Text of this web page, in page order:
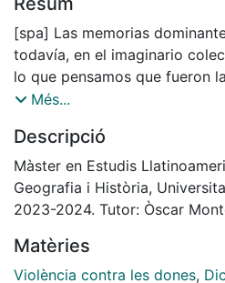
[spa] Las memorias
todavía, en el imaginario
lo que pensamos que fueron
sobrevivientes de violencia
costumbre social de hablar por
vivencias han sido olvidadas,
propuestas, sus aspiraciones,
lucha en colectividad.
sujetos de su propia historia y
historia común, destruyendo
Més...
Descripció
Màster en Estudis
Geografia i Història,
2023-2024. Tutor: Òscar
Matèries
Violència contra les dones,